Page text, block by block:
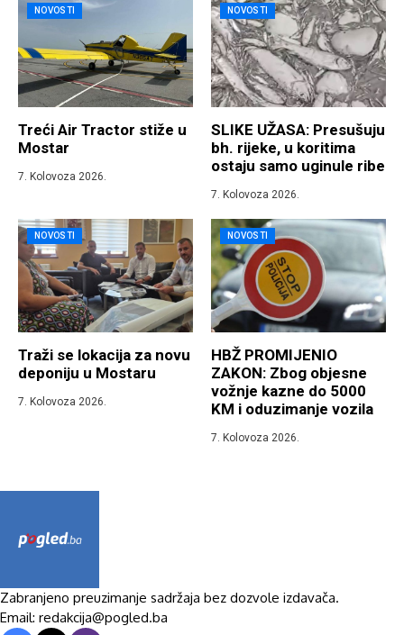
NOVOSTI
Treći Air Tractor stiže u
Mostar
7. Kolovoza 2026.
NOVOSTI
SLIKE UŽASA: Presušuju
bh. rijeke, u koritima
ostaju samo uginule ribe
7. Kolovoza 2026.
NOVOSTI
Traži se lokacija za novu
deponiju u Mostaru
7. Kolovoza 2026.
NOVOSTI
HBŽ PROMIJENIO
ZAKON: Zbog objesne
vožnje kazne do 5000
KM i oduzimanje vozila
7. Kolovoza 2026.
Zabranjeno preuzimanje sadržaja bez dozvole izdavača.
Email: redakcija@pogled.ba